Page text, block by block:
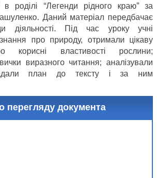
роділі “Легенди рідного краю” за
Даний матеріал передбачає
діяльності. Під час уроку учні
про природу, отримали цікаву
корисні властивості рослини;
виразного читання; аналізували
план до тексту і за ним
перегляду документа